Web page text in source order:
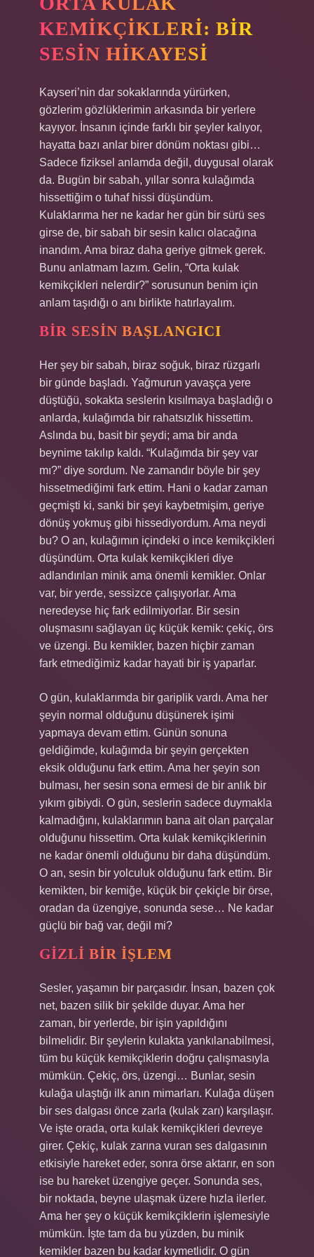
KEMIKÇIKLERI: BIR
SESIN HIKAYESI
Kayseri’nin dar sokaklarında yürürken,
gözlerim gözlüklerimin arkasında bir yerlere
kayıyor. İnsanın içinde farklı bir şeyler kalıyor,
hayatta bazı anlar birer dönüm noktası gibi…
Sadece fiziksel anlamda değil, duygusal olarak
da. Bugün bir sabah, yıllar sonra kulağımda
hissettiğim o tuhaf hissi düşündüm.
Kulaklarıma her ne kadar her gün bir sürü ses
girse de, bir sabah bir sesin kalıcı olacağına
inandım. Ama biraz daha geriye gitmek gerek.
Bunu anlatmam lazım. Gelin, “Orta kulak
kemikçikleri nelerdir?” sorusunun benim için
anlam taşıdığı o anı birlikte hatırlayalım.
BIR SESIN BAŞLANGICI
Her şey bir sabah, biraz soğuk, biraz rüzgarlı
bir günde başladı. Yağmurun yavaşça yere
düştüğü, sokakta seslerin kısılmaya başladığı o
anlarda, kulağımda bir rahatsızlık hissettim.
Aslında bu, basit bir şeydi; ama bir anda
beynime takılıp kaldı. “Kulağımda bir şey var
mı?” diye sordum. Ne zamandır böyle bir şey
hissetmediğimi fark ettim. Hani o kadar zaman
geçmişti ki, sanki bir şeyi kaybetmişim, geriye
dönüş yokmuş gibi hissediyordum. Ama neydi
bu? O an, kulağımın içindeki o ince kemikçikleri
düşündüm. Orta kulak kemikçikleri diye
adlandırılan minik ama önemli kemikler. Onlar
var, bir yerde, sessizce çalışıyorlar. Ama
neredeyse hiç fark edilmiyorlar. Bir sesin
oluşmasını sağlayan üç küçük kemik: çekiç, örs
ve üzengi. Bu kemikler, bazen hiçbir zaman
fark etmediğimiz kadar hayati bir iş yaparlar.
O gün, kulaklarımda bir gariplik vardı. Ama her
şeyin normal olduğunu düşünerek işimi
yapmaya devam ettim. Günün sonuna
geldiğimde, kulağımda bir şeyin gerçekten
eksik olduğunu fark ettim. Ama her şeyin son
bulması, her sesin sona ermesi de bir anlık bir
yıkım gibiydi. O gün, seslerin sadece duymakla
kalmadığını, kulaklarımın bana ait olan parçalar
olduğunu hissettim. Orta kulak kemikçiklerinin
ne kadar önemli olduğunu bir daha düşündüm.
O an, sesin bir yolculuk olduğunu fark ettim. Bir
kemikten, bir kemiğe, küçük bir çekiçle bir örse,
oradan da üzengiye, sonunda sese… Ne kadar
güçlü bir bağ var, değil mi?
GIZLI BIR İŞLEM
Sesler, yaşamın bir parçasıdır. İnsan, bazen çok
net, bazen silik bir şekilde duyar. Ama her
zaman, bir yerlerde, bir işin yapıldığını
bilmelidir. Bir şeylerin kulakta yankılanabilmesi,
tüm bu küçük kemikçiklerin doğru çalışmasıyla
mümkün. Çekiç, örs, üzengi… Bunlar, sesin
kulağa ulaştığı ilk anın mimarları. Kulağa düşen
bir ses dalgası önce zarla (kulak zarı) karşılaşır.
Ve işte orada, orta kulak kemikçikleri devreye
girer. Çekiç, kulak zarına vuran ses dalgasının
etkisiyle hareket eder, sonra örse aktarır, en son
ise bu hareket üzengiye geçer. Sonunda ses,
bir noktada, beyne ulaşmak üzere hızla ilerler.
Ama her şey o küçük kemikçiklerin işlemesiyle
mümkün. İşte tam da bu yüzden, bu minik
kemikler bazen bu kadar kıymetlidir. O gün